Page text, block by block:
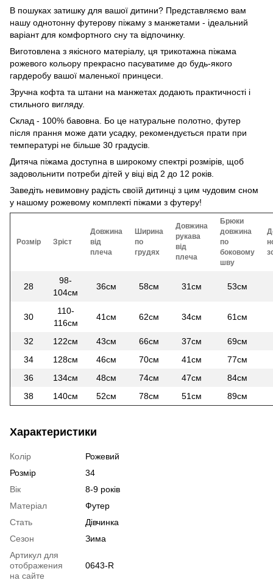
В пошуках затишку для вашої дитини? Представляємо вам
нашу однотонну футерову піжаму з манжетами - ідеальний
варіант для комфортного сну та відпочинку.
Виготовлена з якісного матеріалу, ця трикотажна піжама
рожевого кольору прекрасно пасуватиме до будь-якого
гардеробу вашої маленької принцеси.
Зручна кофта та штани на манжетах додають практичності і
стильного вигляду.
Склад - 100% бавовна. Бо це натуральне полотно, футер
після прання може дати усадку, рекомендується прати при
температурі не більше 30 градусів.
Дитяча піжама доступна в широкому спектрі розмірів, щоб
задовольнити потреби дітей у віці від 2 до 12 років.
Заведіть невимовну радість своїй дитинці з цим чудовим сном
у нашому рожевому комплектi пiжами з футеру!
Розмір Зріст
Довжина
від
плеча
Ширина
по
грудях
Довжина
рукава
від
плеча
Брюки
довжина
по
боковому
шву
28
98-
104см
36см 58см 31см 53см
30
110-
116см
41см 62см 34см 61см
32 122см 43см 66см 37см
69см
34
128см 46см 70см 41см
77см
36
134см 48см 74см 47см
84см
38
140см 52см 78см 51см 89см
Характеристики
Колір
Рожевий
Розмір
34
Вік
8-9 років
Матеріал
Футер
Стать
Дівчинка
Сезон
Зима
Артикул для
отображения
на сайте
0643-R